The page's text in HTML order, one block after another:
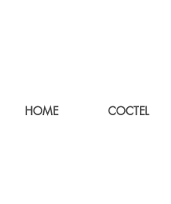
HOME COCTEL